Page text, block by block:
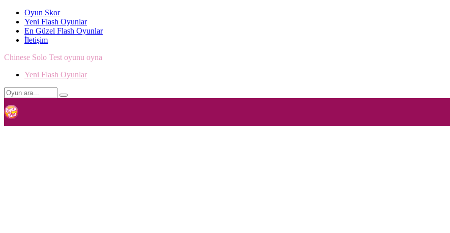
Oyun Skor
Yeni Flash Oyunlar
En Güzel Flash Oyunlar
İletişim
Chinese Solo Test oyunu oyna
Yeni Flash Oyunlar